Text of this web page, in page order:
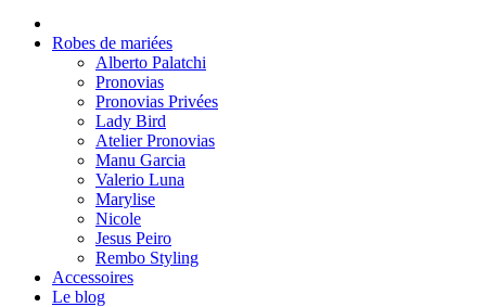
Robes de mariées
Alberto Palatchi
Pronovias
Pronovias Privées
Lady Bird
Atelier Pronovias
Manu Garcia
Valerio Luna
Marylise
Nicole
Jesus Peiro
Rembo Styling
Accessoires
Le blog